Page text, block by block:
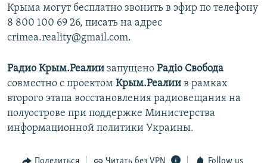
Крыма могут бесплатно звонить в эфир по телефону
8 800 100 69 26, писать на адрес
crimea.reality@gmail.com.
Радио Крым.Реалии запущено Радіо Свобода
совместно с проектом Крым.Реалии в рамках
второго этапа восстановления радиовещания на
полуострове при поддержке Министерства
информационной политики Украины.